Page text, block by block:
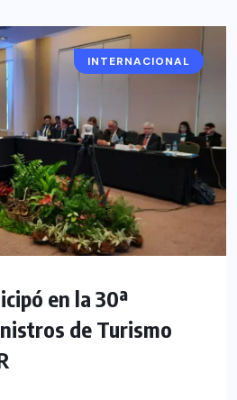
INTERNACIONAL
en la 30ª
de Turismo